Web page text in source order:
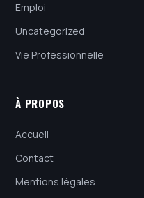
Emploi
Uncategorized
Vie Professionnelle
À PROPOS
Accueil
Contact
Mentions légales